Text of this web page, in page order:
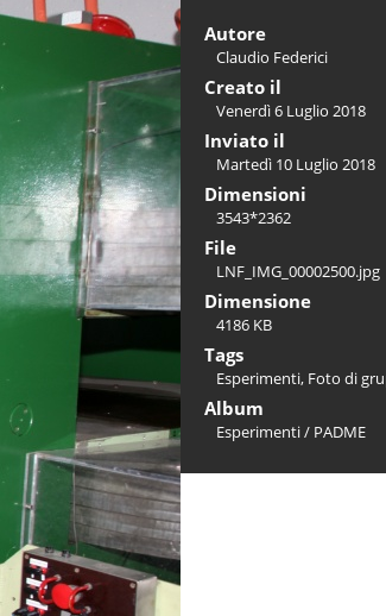
Autore
Claudio Federici
Creato il
Venerdì 6 Luglio 2018
Inviato il
Martedì 10 Luglio 2018
Dimensioni
3543*2362
File
LNF_IMG_00002500.jpg
Dimensione
4186 KB
Tags
Esperimenti, Foto di
Album
Esperimenti/ PADME